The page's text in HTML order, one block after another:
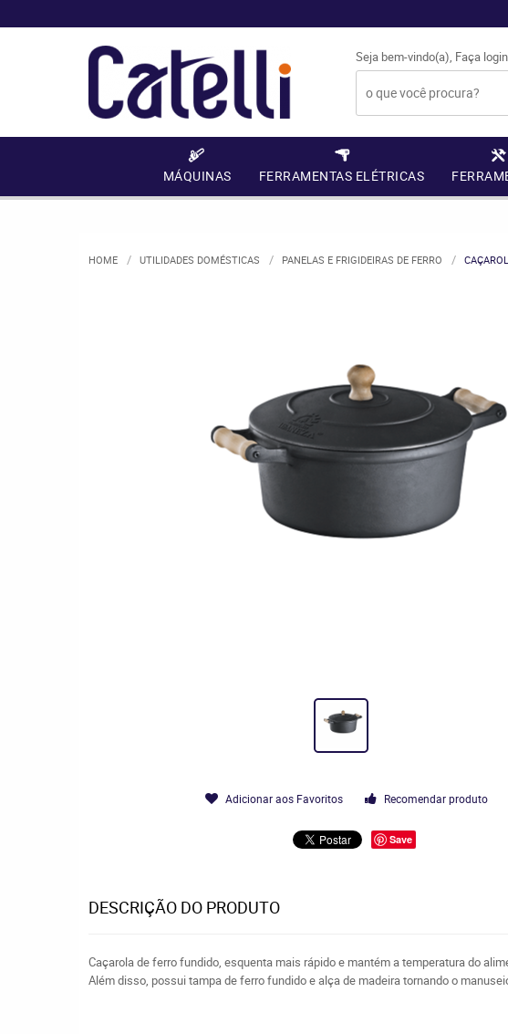
Seja bem-vindo(a), Faça login
MÁQUINAS FERRAMENTAS ELÉTRICAS
HOME UTILIDADES DOMÉSTICAS PANELAS E FRIGIDEIRAS DE FERRO
Adicionar aos Favoritos Recomendar produto
Save
DESCRIÇÃO DO PRODUTO
Caçarola de ferro fundido, esquenta mais rápido e mantém a temperatura do
Além disso, possui tampa de ferro fundido e alça de madeira tornando o